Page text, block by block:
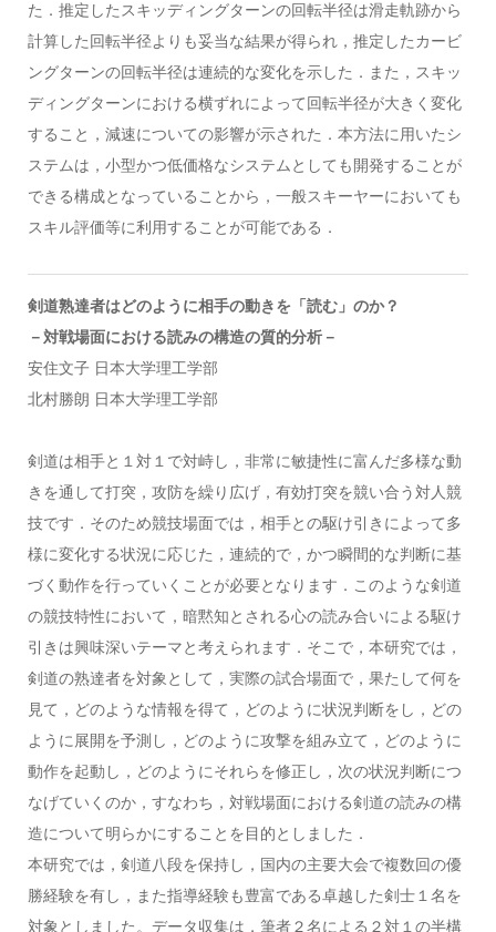
た．推定したスキッディングターンの回転半径は滑走軌跡から
計算した回転半径よりも妥当な結果が得られ，推定したカービ
ングターンの回転半径は連続的な変化を示した．また，スキッ
ディングターンにおける横ずれによって回転半径が大きく変化
すること，減速についての影響が示された．本方法に用いたシ
ステムは，小型かつ低価格なシステムとしても開発することが
できる構成となっていることから，一般スキーヤーにおいても
スキル評価等に利用することが可能である．
剣道熟達者はどのように相手の動きを「読む」のか？
－対戦場面における読みの構造の質的分析－
安住文子 日本大学理工学部
北村勝朗 日本大学理工学部
剣道は相手と１対１で対峙し，非常に敏捷性に富んだ多様な動
きを通して打突，攻防を繰り広げ，有効打突を競い合う対人競
技です．そのため競技場面では，相手との駆け引きによって多
様に変化する状況に応じた，連続的で，かつ瞬間的な判断に基
づく動作を行っていくことが必要となります．このような剣道
の競技特性において，暗黙知とされる心の読み合いによる駆け
引きは興味深いテーマと考えられます．そこで，本研究では，
剣道の熟達者を対象として，実際の試合場面で，果たして何を
見て，どのような情報を得て，どのように状況判断をし，どの
ように展開を予測し，どのように攻撃を組み立て，どのように
動作を起動し，どのようにそれらを修正し，次の状況判断につ
なげていくのか，すなわち，対戦場面における剣道の読みの構
造について明らかにすることを目的としました．
本研究では，剣道八段を保持し，国内の主要大会で複数回の優
勝経験を有し，また指導経験も豊富である卓越した剣士１名を
対象としました。データ収集は，筆者２名による２対１の半構